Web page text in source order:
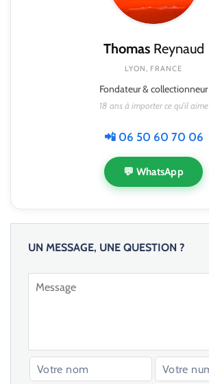
ThomasReynaud
LYON, FRANCE
Fondateur & collectionneur
18 ans à importer ce qu'il aime
📲 06 50 60 70 06
💬 WhatsApp
UN MESSAGE, UNE QUESTION ?